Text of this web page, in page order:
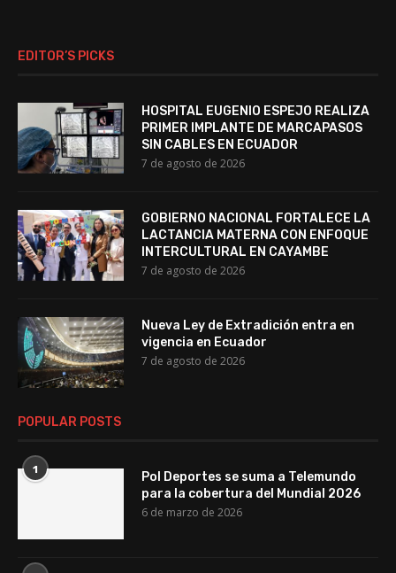
EDITOR’S PICKS
HOSPITAL EUGENIO ESPEJO REALIZA
PRIMER IMPLANTE DE MARCAPASOS
SIN CABLES EN ECUADOR
7 de agosto de 2026
GOBIERNO NACIONAL FORTALECE LA
LACTANCIA MATERNA CON ENFOQUE
INTERCULTURAL EN CAYAMBE
7 de agosto de 2026
Nueva Ley de Extradición entra en
vigencia en Ecuador
7 de agosto de 2026
POPULAR POSTS
1
Pol Deportes se suma a Telemundo
para la cobertura del Mundial 2026
6 de marzo de 2026